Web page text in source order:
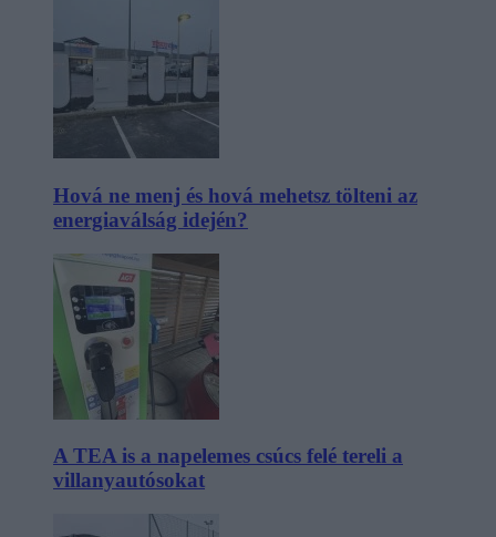
Hová ne menj és hová mehetsz tölteni az
energiaválság idején?
A TEA is a napelemes csúcs felé tereli a
villanyautósokat